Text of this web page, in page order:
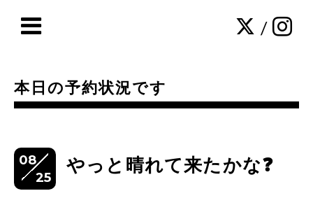
/
本日の予約状況です
08
25
やっと晴れて来たかな❓